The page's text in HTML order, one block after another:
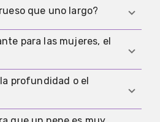
que uno largo?
que el grosor se nota
extra de largo,
rango cómodo. Demasiado
incómodo como demasiado
y relajación.
para las mujeres, el
única. En promedio se
el grosor, pero para la
comodidad, la excitación y
profundidad o el